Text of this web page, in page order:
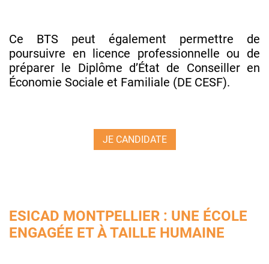
Ce BTS peut également permettre de
poursuivre en licence professionnelle ou de
préparer le Diplôme d’État de Conseiller en
Économie Sociale et Familiale (DE CESF).
JE CANDIDATE
ESICAD MONTPELLIER : UNE ÉCOLE
ENGAGÉE ET À TAILLE HUMAINE